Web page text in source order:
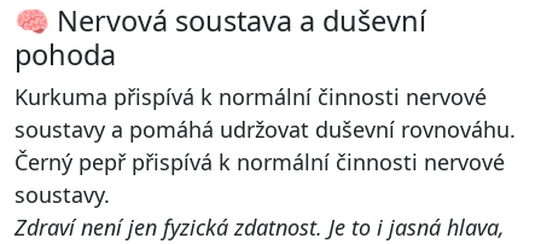
🧠 Nervová soustava a duševní
pohoda
Kurkuma přispívá k normální činnosti nervové
soustavy a pomáhá udržovat duševní rovnováhu.
Černý pepř přispívá k normální činnosti nervové
soustavy.
Zdraví není jen fyzická zdatnost. Je to i jasná hlava,